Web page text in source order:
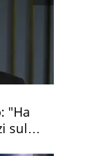
"Ha
sul